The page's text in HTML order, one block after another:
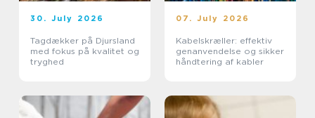
30. July 2026
Tagdækker på Djursland
med fokus på kvalitet og
tryghed
07. July 2026
Kabelskræller: effektiv
genanvendelse og sikker
håndtering af kabler